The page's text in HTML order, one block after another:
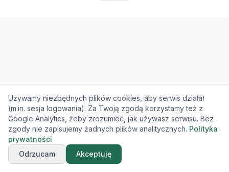
Używamy niezbędnych plików cookies, aby serwis działał
(m.in. sesja logowania). Za Twoją zgodą korzystamy też z
Google Analytics, żeby zrozumieć, jak używasz serwisu. Bez
zgody nie zapisujemy żadnych plików analitycznych. Polityka
prywatności
Odrzucam
Akceptuję